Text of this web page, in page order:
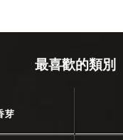
最喜歡的類別
芽